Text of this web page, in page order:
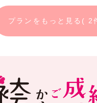
プランをもっと見る( 2